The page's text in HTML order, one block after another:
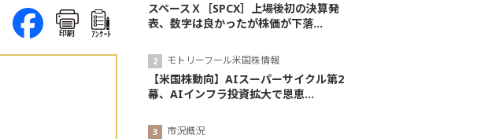
印刷 ｱﾝｹｰﾄ
スペースＸ［SPCX］上場後初の決算発
表、数字は良かったが株価が下落...
モトリーフール米国株情報
【米国株動向】AIスーパーサイクル第2
幕、AIインフラ投資拡大で恩恵...
市況概況